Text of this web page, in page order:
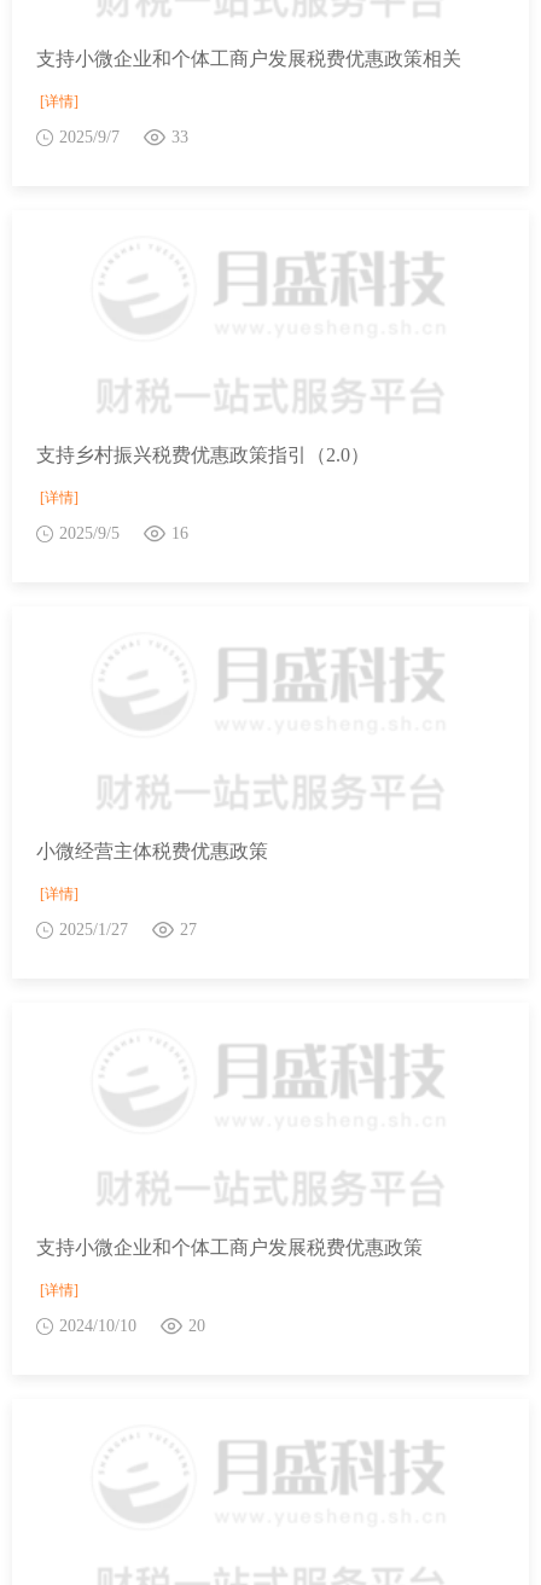
支持小微企业和个体工商户发展税费优惠政策相关
[详情]
2025/9/7 33
支持乡村振兴税费优惠政策指引（2.0）
[详情]
2025/9/5 16
小微经营主体税费优惠政策
[详情]
2025/1/27 27
支持小微企业和个体工商户发展税费优惠政策
[详情]
2024/10/10 20